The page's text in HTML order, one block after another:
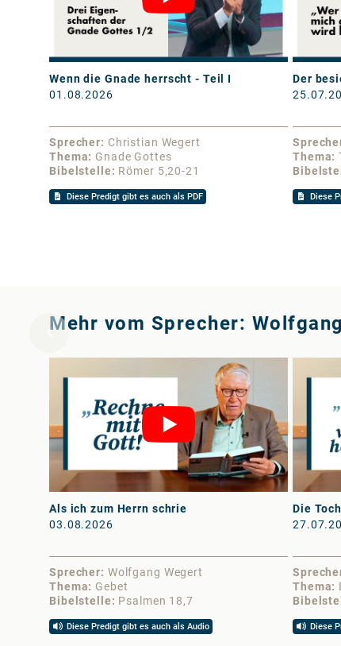
Wenn die Gnade herrscht - Teil I
01.08.2026
Sprecher
Christian Wegert
Thema
Gnade Gottes
Bibelstelle
Römer 5,20-21
Diese Predigt gibt es auch als PDF
Der
Thema
Diese
Mehr vom Sprecher:
Als ich zum Herrn schrie
03.08.2026
Sprecher
Wolfgang Wegert
Thema
Gebet
Bibelstelle
Psalmen 18,7
Diese Predigt gibt es auch als Audio
Die
Thema
Diese